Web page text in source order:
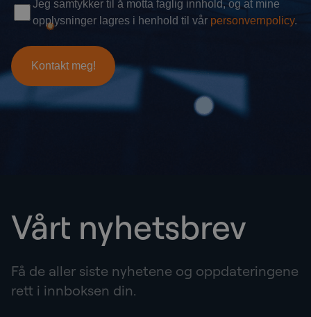
Vårt nyhetsbrev
Få de aller siste nyhetene og oppdateringene
rett i innboksen din.